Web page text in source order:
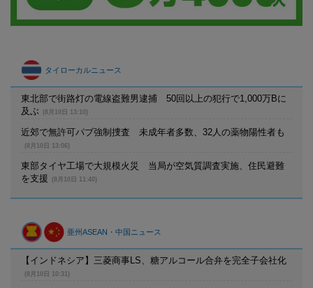
タイローカルニュース
東北部で街路灯の電線盗難男逮捕 50回以上の犯行で1,000万Bに
及ぶ
(8月10日 13:10)
近郊で無許可パブ強制捜査 未成年者多数、32人の薬物陽性者も
(8月10日 13:06)
東部タイヤ工場で大規模火災 当局が空気質調査実施、住民避難
を支援
(8月10日 11:40)
亜州ASEAN・中国ニュース
【インドネシア】三菱商事LS、糖アルコール合弁を完全子会社化
(8月10日 10:31)